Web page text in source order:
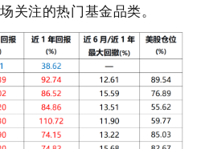
关注的热门基金品类。